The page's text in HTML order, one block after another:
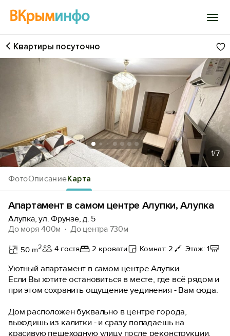
ВКрыминфо
Войти
История просмотра
Добавить свой объект
ФотоОписаниеКарта
Квартиры посуточно
1/7
Апартамент в самом центре Алупки, Алупка
Алупка, ул. Фрунзе, д. 5
До моря 400м
До центра 730м
50 m2 4 гостя 2 кровати Комнат: 2 Этаж: 1
Уютный апартамент в самом центре Алупки.
Если Вы хотите остановиться в месте, где всё рядом и
при этом сохранить ощущение уединения - Вам сюда.
Дом расположен буквально в центре города,
выходишь из калитки - и сразу попадаешь на
красивую пешеходную улицу после реконструкции.